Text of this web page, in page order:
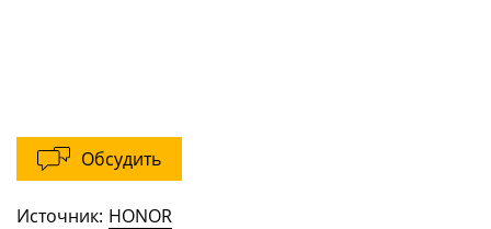
Обсудить
Источник: HONOR